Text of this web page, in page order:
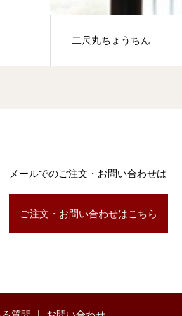
二尺丸ちょうちん
メールでのご注文・お問い合わせは
ご注文・お問い合わせはこちら